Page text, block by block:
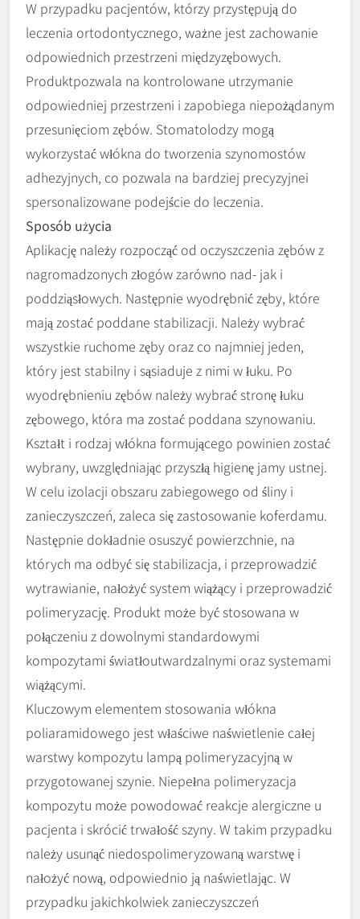
W przypadku pacjentów, którzy przystępują do
leczenia ortodontycznego, ważne jest zachowanie
odpowiednich przestrzeni międzyzębowych.
Produktpozwala na kontrolowane utrzymanie
odpowiedniej przestrzeni i zapobiega niepożądanym
przesunięciom zębów. Stomatolodzy mogą
wykorzystać włókna do tworzenia szynomostów
adhezyjnych, co pozwala na bardziej precyzyjnei
spersonalizowane podejście do leczenia.
Sposób użycia
Aplikację należy rozpocząć od oczyszczenia zębów z
nagromadzonych złogów zarówno nad- jak i
poddziąsłowych. Następnie wyodrębnić zęby, które
mają zostać poddane stabilizacji. Należy wybrać
wszystkie ruchome zęby oraz co najmniej jeden,
który jest stabilny i sąsiaduje z nimi w łuku. Po
wyodrębnieniu zębów należy wybrać stronę łuku
zębowego, która ma zostać poddana szynowaniu.
Kształt i rodzaj włókna formującego powinien zostać
wybrany, uwzględniając przyszłą higienę jamy ustnej.
W celu izolacji obszaru zabiegowego od śliny i
zanieczyszczeń, zaleca się zastosowanie koferdamu.
Następnie dokładnie osuszyć powierzchnie, na
których ma odbyć się stabilizacja, i przeprowadzić
wytrawianie, nałożyć system wiążący i przeprowadzić
polimeryzację. Produkt może być stosowana w
połączeniu z dowolnymi standardowymi
kompozytami światłoutwardzalnymi oraz systemami
wiążącymi.
Kluczowym elementem stosowania włókna
poliaramidowego jest właściwe naświetlenie całej
warstwy kompozytu lampą polimeryzacyjną w
przygotowanej szynie. Niepełna polimeryzacja
kompozytu może powodować reakcje alergiczne u
pacjenta i skrócić trwałość szyny. W takim przypadku
należy usunąć niedospolimeryzowaną warstwę i
nałożyć nową, odpowiednio ją naświetlając. W
przypadku jakichkolwiek zanieczyszczeń